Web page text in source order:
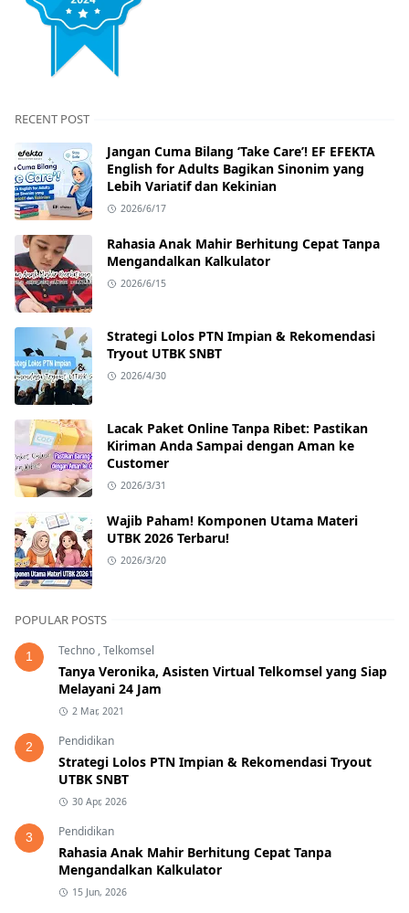
RECENT POST
Jangan Cuma Bilang ‘Take Care’! EF EFEKTA
English for Adults Bagikan Sinonim yang
Lebih Variatif dan Kekinian
2026/6/17
Rahasia Anak Mahir Berhitung Cepat Tanpa
Mengandalkan Kalkulator
2026/6/15
Strategi Lolos PTN Impian & Rekomendasi
Tryout UTBK SNBT
2026/4/30
Lacak Paket Online Tanpa Ribet: Pastikan
Kiriman Anda Sampai dengan Aman ke
Customer
2026/3/31
Wajib Paham! Komponen Utama Materi
UTBK 2026 Terbaru!
2026/3/20
POPULAR POSTS
1 Techno ,Telkomsel
Tanya Veronika, Asisten Virtual Telkomsel yang Siap
Melayani 24 Jam
2 Mar, 2021
2 Pendidikan
Strategi Lolos PTN Impian & Rekomendasi Tryout
UTBK SNBT
30 Apr, 2026
3 Pendidikan
Rahasia Anak Mahir Berhitung Cepat Tanpa
Mengandalkan Kalkulator
15 Jun, 2026